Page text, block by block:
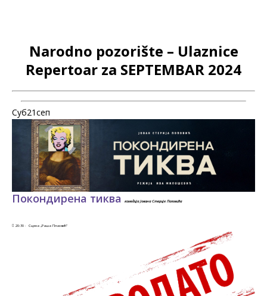
Narodno pozorište – Ulaznice
Repertoar za SEPTEMBAR 2024
Суб21сеп
Покондирена тиква комедија Јована Стерије Поповића
20:30 · Сцена „Раша Плаовић”